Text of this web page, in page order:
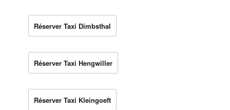
Réserver Taxi Dimbsthal
Réserver Taxi Hengwiller
Réserver Taxi Kleingoeft